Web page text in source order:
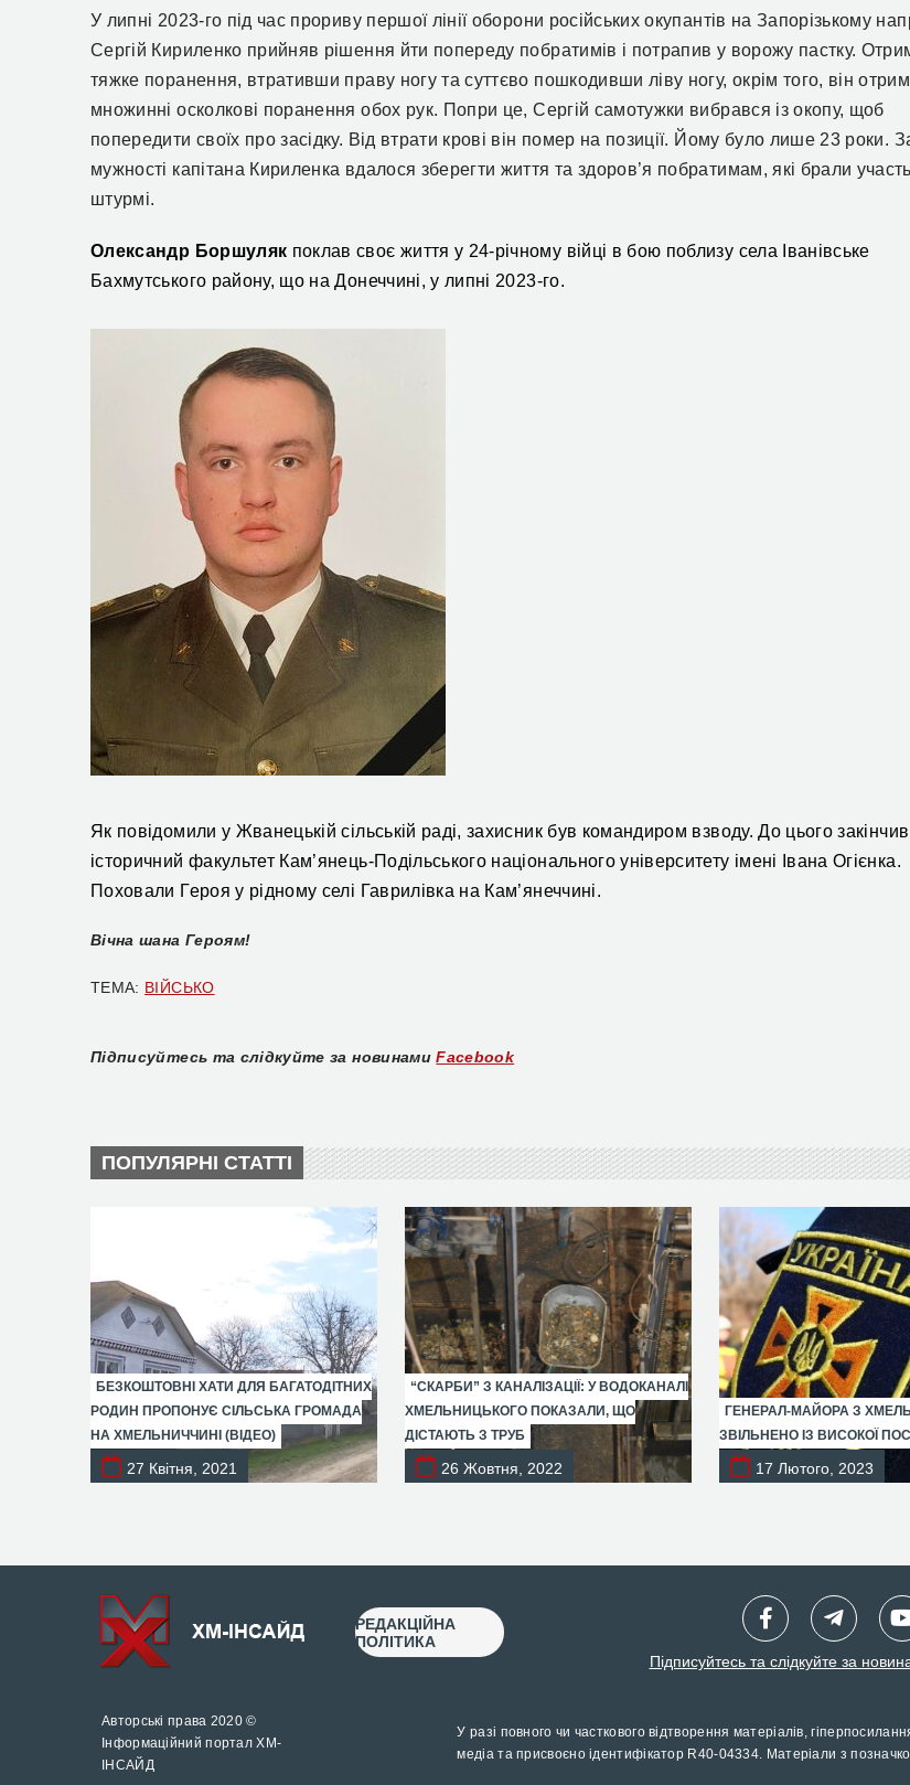
У липні 2023-го під час прориву першої лінії оборони російських окупантів на Запорізькому
Сергій Кириленко прийняв рішення йти попереду побратимів і потрапив у ворожу пастку.
тяжке поранення, втративши праву ногу та суттєво пошкодивши ліву ногу, окрім того, він
множинні осколкові поранення обох рук. Попри це, Сергій самотужки вибрався із окопу, щоб
попередити своїх про засідку. Від втрати крові він помер на позиції. Йому було лише 23 роки.
мужності капітана Кириленка вдалося зберегти життя та здоров’я побратимам, які брали
штурмі.
Олександр Боршуляк поклав своє життя у 24-річному війці в бою поблизу села Іванівське
Бахмутського району, що на Донеччині,у липні 2023-го.
Як повідомили у Жванецькій сільській раді,захисник був командиром взводу.До цього закінчив
історичний факультет Кам’янець-Подільського національного університету імені Івана Огієнка.
Поховали Героя у рідному селі Гаврилівка на Кам’янеччині.
Вічна шана Героям!
ТЕМА: ВІЙСЬКО
Підписуйтесь та слідкуйте за новинами Facebook
ПОПУЛЯРНІ СТАТТІ
БЕЗКОШТОВНІ ХАТИ ДЛЯ БАГАТОДІТНИХ
РОДИН ПРОПОНУЄ СІЛЬСЬКА ГРОМАДА
НА ХМЕЛЬНИЧЧИНІ (ВІДЕО)
27 Квітня, 2021
“СКАРБИ” З КАНАЛІЗАЦІЇ: У ВОДОКАНАЛІ
ХМЕЛЬНИЦЬКОГО ПОКАЗАЛИ, ЩО
ДІСТАЮТЬ З ТРУБ
26 Жовтня, 2022
ГЕНЕРАЛ-МАЙОРА З
ЗВІЛЬНЕНО ІЗ ВИСОКОЇ
17 Лютого, 2023
РЕДАКЦІЙНА
ПОЛІТИКА
Підписуйтесь та слідкуйте за
Авторські права 2020 ©
Інформаційний портал ХМ-
ІНСАЙД
У разі повного чи часткового відтворення матеріалів,
медіа та присвоєно ідентифікатор R40-04334. Матеріали з